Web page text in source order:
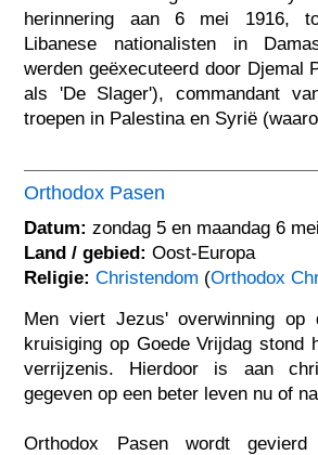
herinnering aan 6 mei 1916,
Libanese nationalisten in
werden geëxecuteerd door Djemal
als 'De Slager'), commandant
troepen in Palestina en Syrië
Orthodox Pasen
Datum: zondag 5 en maandag 6
Land / gebied: Oost-Europa
Religie: Christendom (Orthodox
Men viert Jezus' overwinning op
kruisiging op Goede Vrijdag stond
verrijzenis. Hierdoor is aan
gegeven op een beter leven nu of
Orthodox Pasen wordt